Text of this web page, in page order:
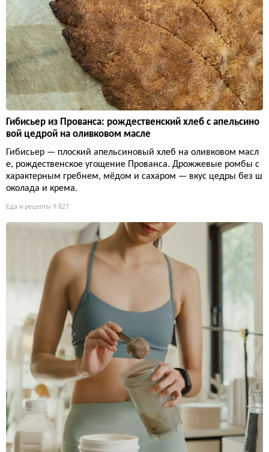
Гибисьер из Прованса: рождественский хлеб с апельсино
вой цедрой на оливковом масле
Гибисьер — плоский апельсиновый хлеб на оливковом масл
е, рождественское угощение Прованса. Дрожжевые ромбы с
характерным гребнем, мёдом и сахаром — вкус цедры без ш
околада и крема.
Еда и рецепты 9 827